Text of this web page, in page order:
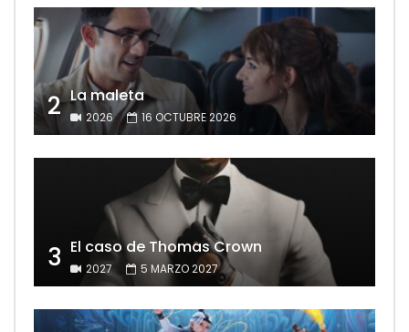
2 La maleta
2026 16 OCTUBRE 2026
3 El caso de Thomas Crown
2027 5 MARZO 2027